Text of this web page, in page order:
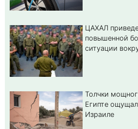
ЦАХАЛ
повышенной
ситуации
Толчки
Египте
Израиле